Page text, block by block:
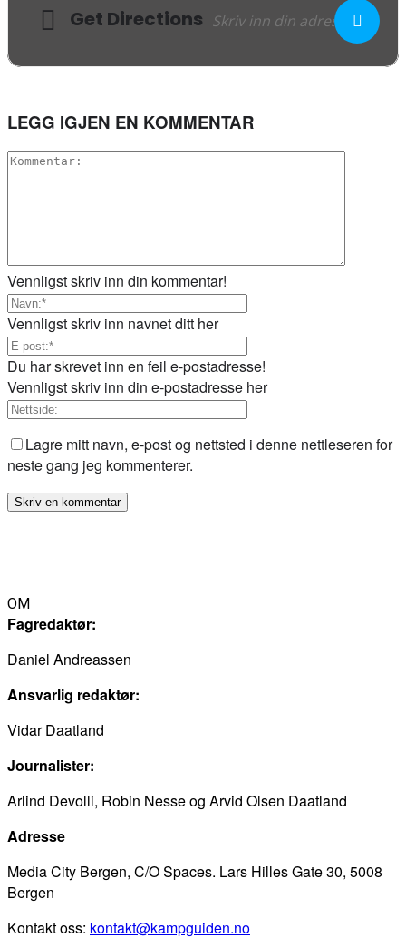
Get Directions
LEGG IGJEN EN KOMMENTAR
Vennligst skriv inn din kommentar!
Vennligst skriv inn navnet ditt her
Du har skrevet inn en feil e-postadresse!
Vennligst skriv inn din e-postadresse her
Lagre mitt navn, e-post og nettsted i denne nettleseren for
neste gang jeg kommenterer.
OM
Fagredaktør:
Daniel Andreassen
Ansvarlig redaktør:
Vidar Daatland
Journalister:
Arlind Devolli, Robin Nesse og Arvid Olsen Daatland
Adresse
Media City Bergen, C/O Spaces. Lars Hilles Gate 30, 5008
Bergen
Kontakt oss: kontakt@kampguiden.no